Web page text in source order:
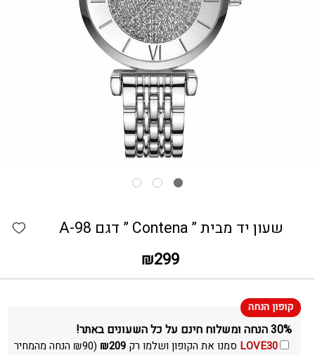
שעון יד מבית ” Contena ” דגם A-98
₪299
30% הנחה ומשלוח חינם על כל השעונים באתר!
LOVE30 סמנו את הקופון ושלמו רק ₪209
(
₪90
הנחה מהמחיר